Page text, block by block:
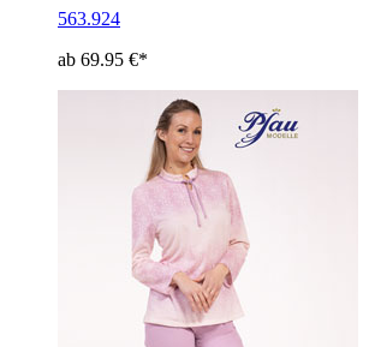
563.924
ab 69.95 €*